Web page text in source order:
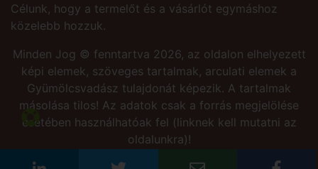
Célunk, hogy a termelőt és a vásárlót egymáshoz
közelebb hozzuk.
Minden Jog © fenntartva 2026, az oldalon elhelyezett
képi elemek, szöveges tartalmak, arculati elemek a
Gyümölcsvadász tulajdonát képezik. A tartalmak
másolása tilos! Az adatok csak a forrás megjelölése
esetében használhatóak fel (linknek kell mutatni az
oldalunkra)!
PresSoft